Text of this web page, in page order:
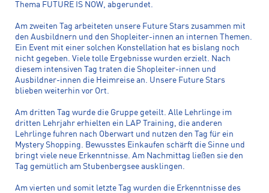
Thema FUTURE IS NOW, abgerundet.
Am zweiten Tag arbeiteten unsere Future Stars zusammen mit
den Ausbildnern und den Shopleiter-innen an internen Themen.
Ein Event mit einer solchen Konstellation hat es bislang noch
nicht gegeben. Viele tolle Ergebnisse wurden erzielt. Nach
diesem intensiven Tag traten die Shopleiter-innen und
Ausbildner-innen die Heimreise an. Unsere Future Stars
blieben weiterhin vor Ort.
Am dritten Tag wurde die Gruppe geteilt. Alle Lehrlinge im
dritten Lehrjahr erhielten ein LAP Training, die anderen
Lehrlinge fuhren nach Oberwart und nutzen den Tag für ein
Mystery Shopping. Bewusstes Einkaufen schärft die Sinne und
bringt viele neue Erkenntnisse. Am Nachmittag ließen sie den
Tag gemütlich am Stubenbergsee ausklingen.
Am vierten und somit letzte Tag wurden die Erkenntnisse des